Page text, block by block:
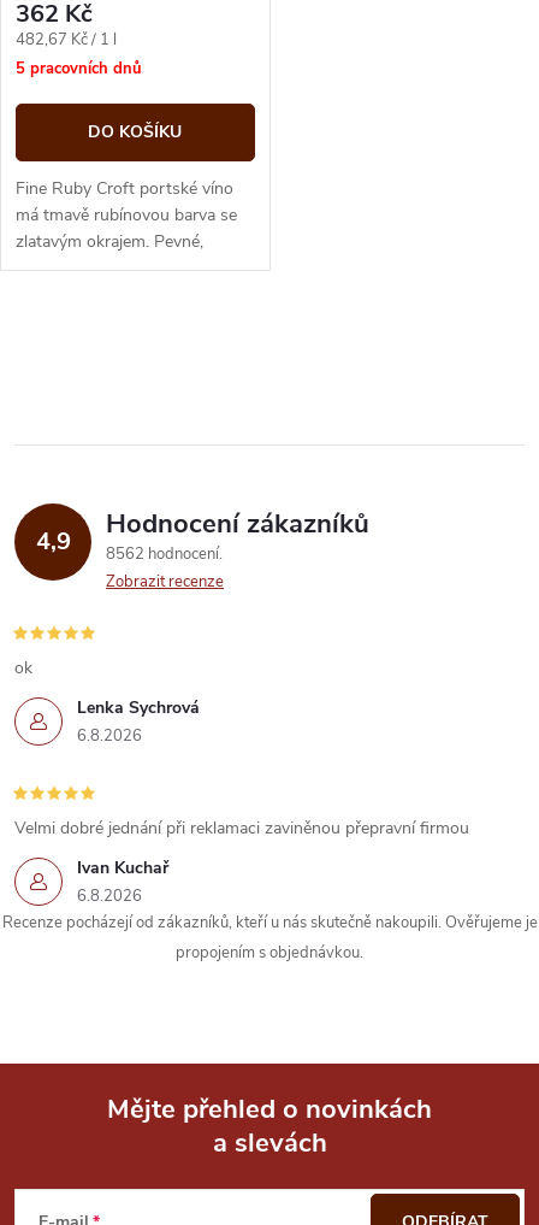
362 Kč
Měrná
cena:
482,67 Kč / 1 l
5 pracovních dnů
DO KOŠÍKU
Fine Ruby Croft portské víno
má tmavě rubínovou barva se
zlatavým okrajem. Pevné,
energické, plné čerstvého
l
d
a
c
í
p
r
v
k
y
p
4,9 Hodnocení zákazníků
8562 hodnocení
Zobrazit recenze
Lenka Sychrová
6.8.2026
ok
Ivan Kuchař
6.8.2026
Velmi dobré jednání při reklamaci zaviněnou přepravní firmou
Recenze pocházejí od zákazníků, kteří u nás skutečně nakoupili. Ověřujeme je
propojením s objednávkou.
Mějte přehled o novinkách
a slevách